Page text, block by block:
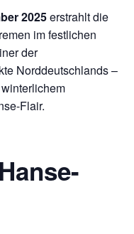
2025erstrahlt die
im festlichen
der
Norddeutschlands –
Flair.